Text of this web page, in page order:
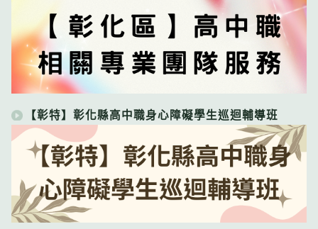
【彰特】彰化縣高中職身心障礙學生巡迴輔導班